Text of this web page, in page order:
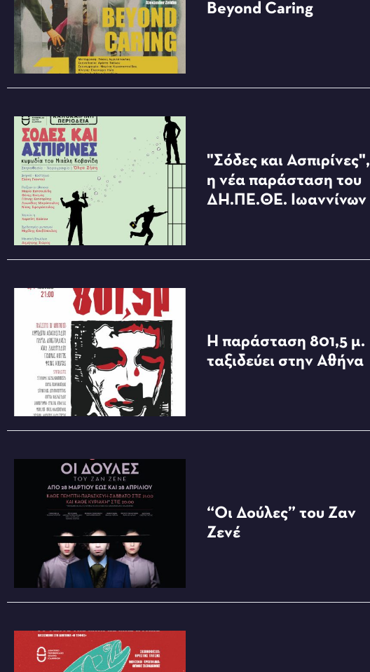
Beyond Caring
"Σόδες και Ασπιρίνες",
η νέα παράσταση του
ΔΗ.ΠΕ.ΘΕ. Ιωαννίνων
Η παράσταση 801,5 μ.
ταξιδεύει στην Αθήνα
“Οι Δούλες” του Ζαν
Ζενέ